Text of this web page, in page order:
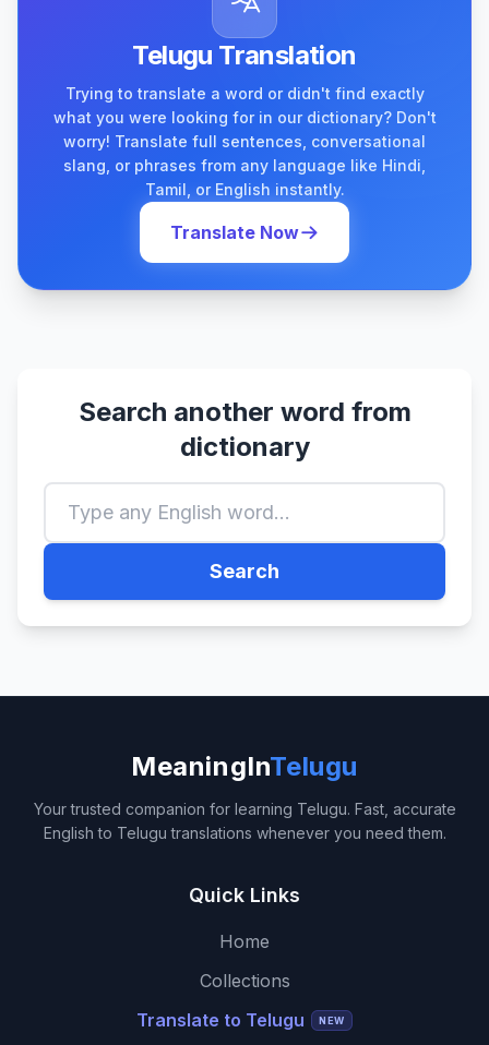
Telugu Translation
Trying to translate a word or didn't find exactly
what you were looking for in our dictionary? Don't
worry! Translate full sentences, conversational
slang, or phrases from any language like Hindi,
Tamil, or English instantly.
Translate Now
Search another word from
dictionary
Search
MeaningInTelugu
Your trusted companion for learning Telugu. Fast, accurate
English to Telugu translations whenever you need them.
Quick Links
Home
Collections
Translate to Telugu
NEW